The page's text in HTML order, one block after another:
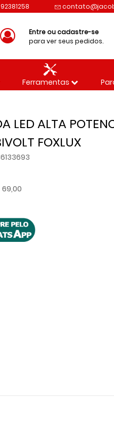
92381258
Entre ou cadastre-se
para ver seus pedidos.
Ferramentas
LED ALTA
FOXLUX